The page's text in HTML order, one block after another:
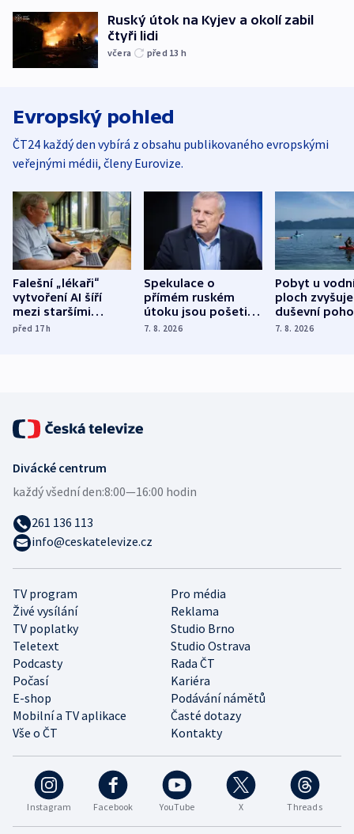
Ruský útok na Kyjev a okolí zabil
čtyři lidi
včera před 13 h
Evropský pohled
ČT24 každý den vybírá z obsahu publikovaného evropskými
veřejnými médii, členy Eurovize.
Falešní „lékaři“
vytvoření AI šíří
mezi staršími
Poláky nebezpečné
před 17h
Spekulace o
přímém ruském
útoku jsou pošetilé,
míní estonský
7. 8. 2026
Pobyt u
ploch zvyšuje
duševní
ukázala
7. 8. 2026
Instagram Facebook YouTube X Threads
TV program
Pro média
Živé vysílání
Reklama
TV poplatky
Studio Brno
Teletext
Studio Ostrava
Podcasty
Rada ČT
Počasí
Kariéra
E-shop
Podávání námětů
Mobilní a TV aplikace
Časté dotazy
Vše o ČT
Kontakty
Divácké centrum
každý všední den:8:00—16:00 hodin
261 136 113
info@ceskatelevize.cz